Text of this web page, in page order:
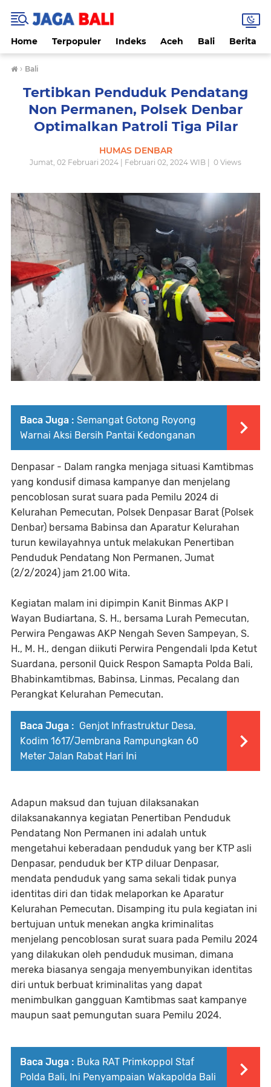
Home Terpopuler Indeks Aceh Bali Berita
› Bali
Tertibkan Penduduk Pendatang
Non Permanen, Polsek Denbar
Optimalkan Patroli Tiga Pilar
HUMAS DENBAR
Jumat, 02 Februari 2024 | Februari 02, 2024 WIB | 0 Views
Baca Juga : Semangat Gotong Royong
Warnai Aksi Bersih Pantai Kedonganan
Denpasar - Dalam rangka menjaga situasi Kamtibmas
yang kondusif dimasa kampanye dan menjelang
pencoblosan surat suara pada Pemilu 2024 di
Kelurahan Pemecutan, Polsek Denpasar Barat (Polsek
Denbar) bersama Babinsa dan Aparatur Kelurahan
turun kewilayahnya untuk melakukan Penertiban
Penduduk Pendatang Non Permanen, Jumat
(2/2/2024) jam 21.00 Wita.
Kegiatan malam ini dipimpin Kanit Binmas AKP I
Wayan Budiartana, S. H., bersama Lurah Pemecutan,
Perwira Pengawas AKP Nengah Seven Sampeyan, S.
H., M. H., dengan diikuti Perwira Pengendali Ipda Ketut
Suardana, personil Quick Respon Samapta Polda Bali,
Bhabinkamtibmas, Babinsa, Linmas, Pecalang dan
Perangkat Kelurahan Pemecutan.
Baca Juga : Genjot Infrastruktur Desa,
Kodim 1617/Jembrana Rampungkan 60
Meter Jalan Rabat Hari Ini
Adapun maksud dan tujuan dilaksanakan
dilaksanakannya kegiatan Penertiban Penduduk
Pendatang Non Permanen ini adalah untuk
mengetahui keberadaan penduduk yang ber KTP asli
Denpasar, penduduk ber KTP diluar Denpasar,
mendata penduduk yang sama sekali tidak punya
identitas diri dan tidak melaporkan ke Aparatur
Kelurahan Pemecutan. Disamping itu pula kegiatan ini
bertujuan untuk menekan angka kriminalitas
menjelang pencoblosan surat suara pada Pemilu 2024
yang dilakukan oleh penduduk musiman, dimana
mereka biasanya sengaja menyembunyikan identitas
diri untuk berbuat kriminalitas yang dapat
menimbulkan gangguan Kamtibmas saat kampanye
maupun saat pemungutan suara Pemilu 2024.
Baca Juga : Buka RAT Primkoppol Staf
Polda Bali, Ini Penyampaian Wakapolda Bali